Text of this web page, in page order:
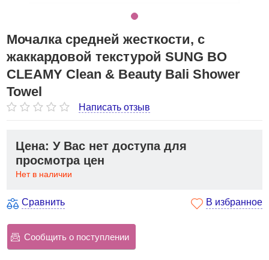
Мочалка средней жесткости, с
жаккардовой текстурой SUNG BO
CLEAMY Clean & Beauty Bali Shower
Towel
Написать отзыв
Цена: У Вас нет доступа для
просмотра цен
Нет в наличии
Сравнить В избранное
Сообщить о поступлении